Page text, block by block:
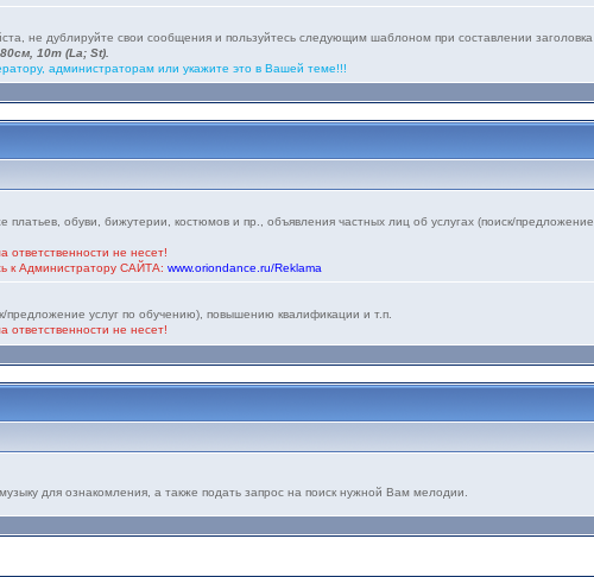
не дублируйте свои сообщения и пользуйтесь следующим шаблоном при составлении заголовка
10т (La; St).
администраторам или укажите это в Вашей теме!!!
обуви, бижутерии, костюмов и пр., объявления частных лиц об услугах (поиск/предложение
не несет!
к Администратору САЙТА:www.oriondance.ru/Reklama
услуг по обучению), повышению квалификации и т.п.
не несет!
для ознакомления, а также подать запрос на поиск нужной Вам мелодии.